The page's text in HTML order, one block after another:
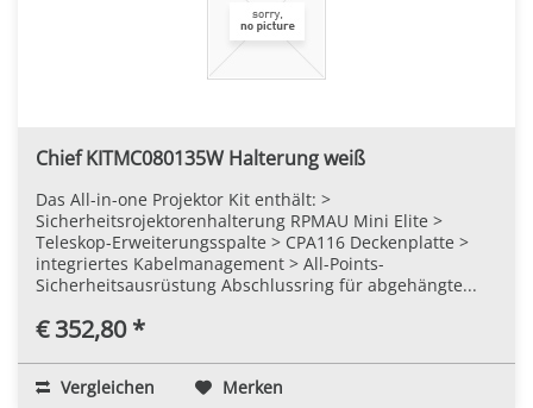
Chief KITMC080135W Halterung weiß
Das All-in-one Projektor Kit enthält: >
Sicherheitsrojektorenhalterung RPMAU Mini Elite >
Teleskop-Erweiterungsspalte > CPA116 Deckenplatte >
integriertes Kabelmanagement > All-Points-
Sicherheitsausrüstung Abschlussring für abgehängte...
€ 352,80 *
Vergleichen Merken